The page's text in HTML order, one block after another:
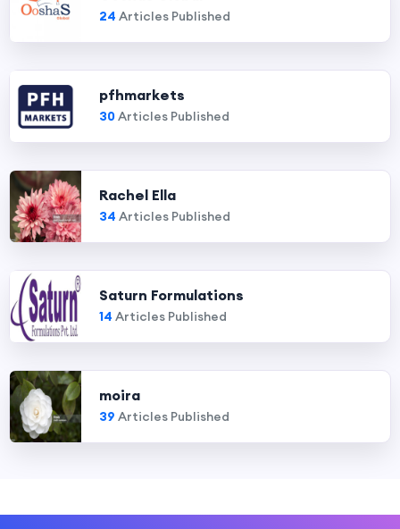
24 Articles Published
pfhmarkets
30Articles Published
Rachel Ella
34 Articles Published
Saturn Formulations
14 Articles Published
moira
39 Articles Published